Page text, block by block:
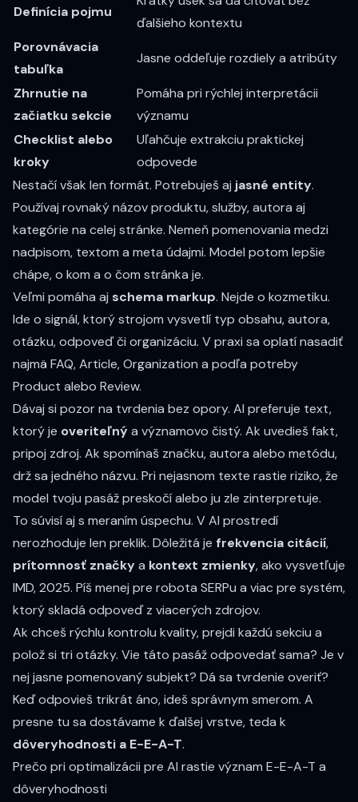
Definícia pojmu
ďalšieho kontextu
Porovnávacia
tabuľka
Jasne oddeľuje rozdiely a atribúty
Zhrnutie na
začiatku sekcie
Pomáha pri rýchlej interpretácii
významu
Checklist alebo
kroky
Uľahčuje extrakciu praktickej
odpovede
Nestačí však len formát. Potrebuješ aj jasné entity.
Používaj rovnaký názov produktu, služby, autora aj
kategórie na celej stránke. Nemeň pomenovania medzi
nadpisom, textom a meta údajmi. Model potom lepšie
chápe, o kom a o čom stránka je.
Veľmi pomáha aj schema markup. Nejde o kozmetiku.
Ide o signál, ktorý strojom vysvetlí typ obsahu, autora,
otázku, odpoveď či organizáciu. V praxi sa oplatí nasadiť
najmä FAQ, Article, Organization a podľa potreby
Product alebo Review.
Dávaj si pozor na tvrdenia bez opory. AI preferuje text,
ktorý je overiteľnýa významovo čistý. Ak uvedieš fakt,
pripoj zdroj. Ak spomínaš značku, autora alebo metódu,
drž sa jedného názvu. Pri nejasnom texte rastie riziko, že
model tvoju pasáž preskočí alebo ju zle zinterpretuje.
To súvisí aj s meraním úspechu. V AI prostredí
nerozhoduje len preklik. Dôležitá je frekvencia citácií,
prítomnosť značkya kontext zmienky, ako vysvetľuje
IMD, 2025. Píš menej pre robota SERPu a viac pre systém,
ktorý skladá odpoveď z viacerých zdrojov.
Ak chceš rýchlu kontrolu kvality, prejdi každú sekciu a
polož si tri otázky. Vie táto pasáž odpovedať sama? Je v
nej jasne pomenovaný subjekt? Dá sa tvrdenie overiť?
Keď odpovieš trikrát áno, ideš správnym smerom. A
presne tu sa dostávame k ďalšej vrstve, teda k
dôveryhodnosti a E-E-A-T.
Prečo pri optimalizácii pre AI rastie význam E-E-A-T a
dôveryhodnosti